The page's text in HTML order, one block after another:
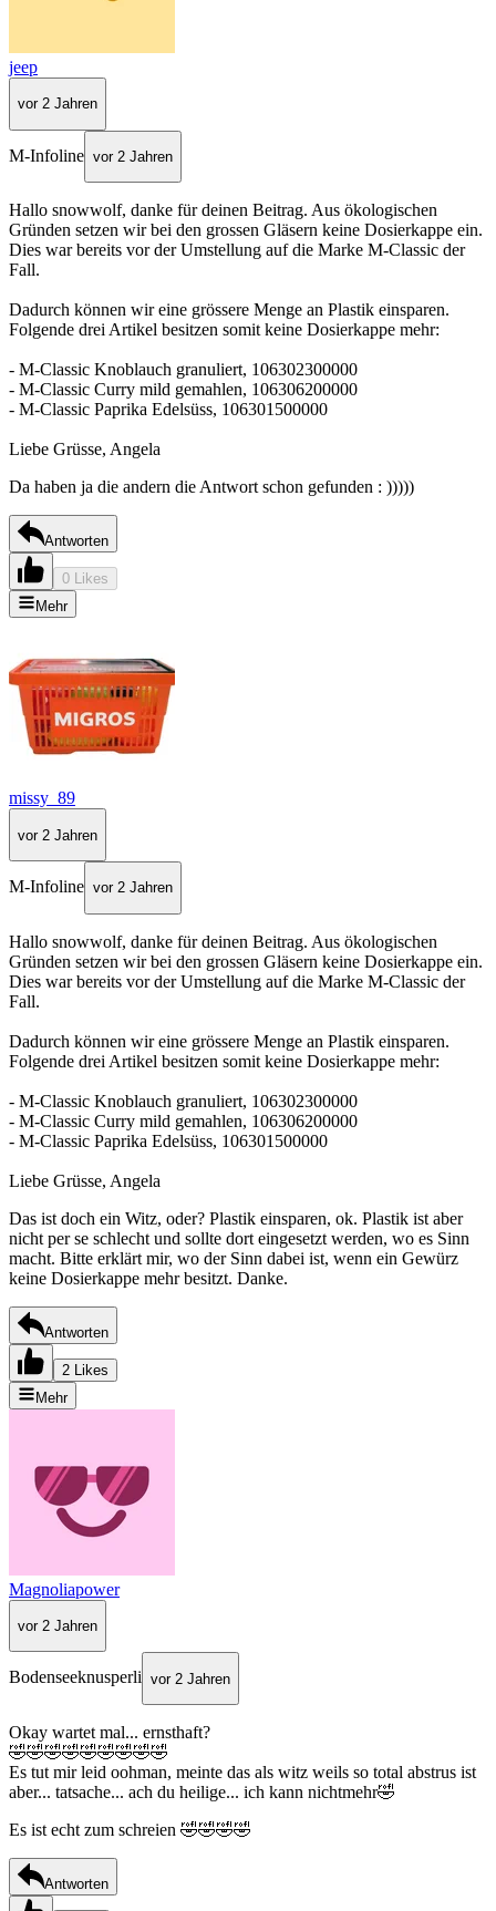
jeep
vor 2 Jahren
M-Infoline vor 2 Jahren
Hallo snowwolf, danke für deinen Beitrag. Aus ökologischen
Gründen setzen wir bei den grossen Gläsern keine Dosierkappe ein.
Dies war bereits vor der Umstellung auf die Marke M-Classic der
Fall.
Dadurch können wir eine grössere Menge an Plastik einsparen.
Folgende drei Artikel besitzen somit keine Dosierkappe mehr:
- M-Classic Knoblauch granuliert, 106302300000
- M-Classic Curry mild gemahlen, 106306200000
- M-Classic Paprika Edelsüss, 106301500000
Liebe Grüsse, Angela
Da haben ja die andern die Antwort schon gefunden : )))))
Antworten
0 Likes
Mehr
missy_89
vor 2 Jahren
M-Infoline vor 2 Jahren
Hallo snowwolf, danke für deinen Beitrag. Aus ökologischen
Gründen setzen wir bei den grossen Gläsern keine Dosierkappe ein.
Dies war bereits vor der Umstellung auf die Marke M-Classic der
Fall.
Dadurch können wir eine grössere Menge an Plastik einsparen.
Folgende drei Artikel besitzen somit keine Dosierkappe mehr:
- M-Classic Knoblauch granuliert, 106302300000
- M-Classic Curry mild gemahlen, 106306200000
- M-Classic Paprika Edelsüss, 106301500000
Liebe Grüsse, Angela
Das ist doch ein Witz, oder? Plastik einsparen, ok. Plastik ist aber
nicht per se schlecht und sollte dort eingesetzt werden, wo es Sinn
macht. Bitte erklärt mir, wo der Sinn dabei ist, wenn ein Gewürz
keine Dosierkappe mehr besitzt. Danke.
Antworten
2 Likes
Mehr
Magnoliapower
vor 2 Jahren
Bodenseeknusperli vor 2 Jahren
Okay wartet mal... ernsthaft?
🤣🤣🤣🤣🤣🤣🤣🤣🤣
Es tut mir leid oohman, meinte das als witz weils so total abstrus ist
aber... tatsache... ach du heilige... ich kann nichtmehr🤣
Es ist echt zum schreien 🤣🤣🤣🤣
Antworten